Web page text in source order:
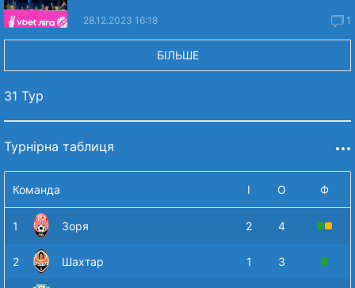
28.12.2023 16:18 1
БІЛЬШЕ
31 Тур
Турнірна таблиця
Команда І О Ф
1 Зоря 2 4
2 Шахтар 1 3